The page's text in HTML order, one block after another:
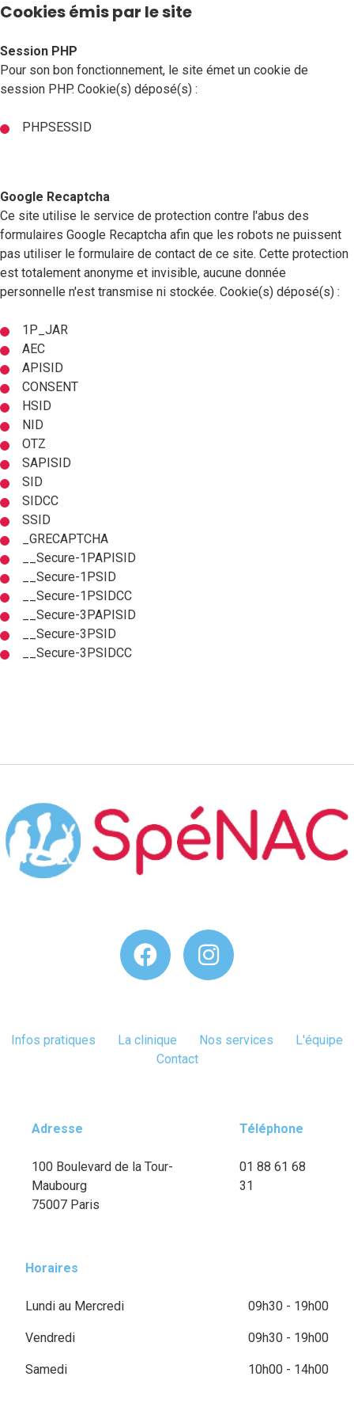
Cookies émis par le site
Session PHP
Pour son bon fonctionnement, le site émet un cookie de
session PHP. Cookie(s) déposé(s) :
PHPSESSID
Google Recaptcha
Ce site utilise le service de protection contre l'abus des
formulaires Google Recaptcha afin que les robots ne puissent
pas utiliser le formulaire de contact de ce site. Cette protection
est totalement anonyme et invisible, aucune donnée
personnelle n'est transmise ni stockée. Cookie(s) déposé(s) :
1P_JAR
AEC
APISID
CONSENT
HSID
NID
OTZ
SAPISID
SID
SIDCC
SSID
_GRECAPTCHA
__Secure-1PAPISID
__Secure-1PSID
__Secure-1PSIDCC
__Secure-3PAPISID
__Secure-3PSID
__Secure-3PSIDCC
Infos pratiques La clinique Nos services
L'équipe
Contact
Adresse
100 Boulevard de la Tour-
Maubourg
75007 Paris
Téléphone
01 88 61 68
31
Horaires
Lundi au Mercredi 09h30 - 19h00
Vendredi 09h30 - 19h00
Samedi 10h00 - 14h00